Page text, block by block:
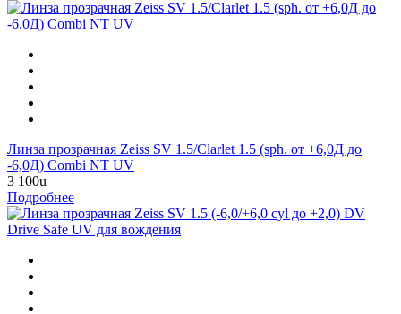
Линза прозрачная Zeiss SV 1.5/Clarlet 1.5 (sph. от +6,0Д до
-6,0Д) Combi NT UV
3 100u
Подробнее